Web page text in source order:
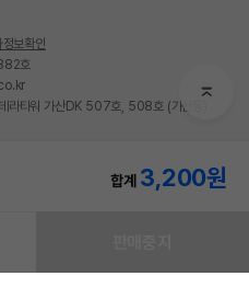
합계 3,200원
정보확인
호
라타워 가산DK 507호, 508호 (가산동)